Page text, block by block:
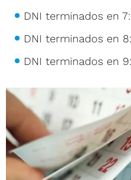
DNI terminados en
DNI terminados en
DNI terminados en